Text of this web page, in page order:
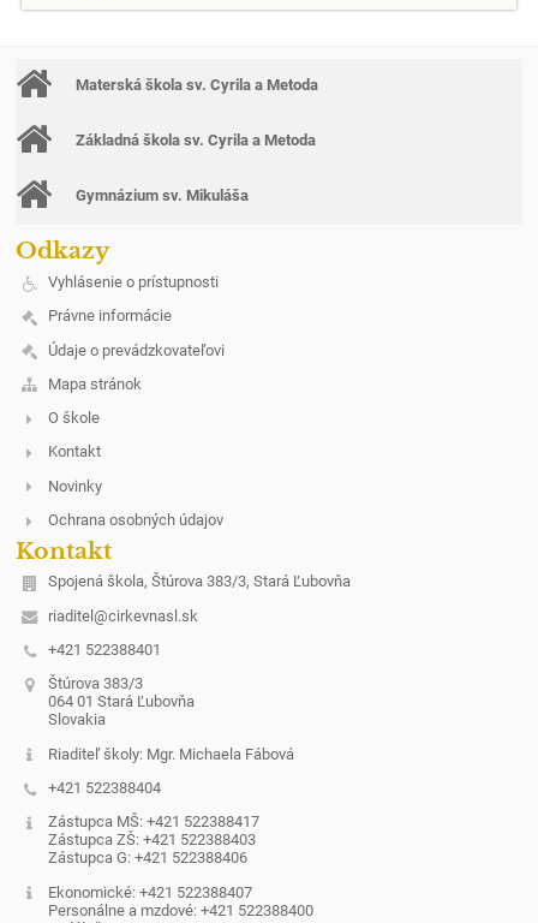
Materská škola sv. Cyrila a Metoda
Základná škola sv. Cyrila a Metoda
Gymnázium sv. Mikuláša
Odkazy
Vyhlásenie o prístupnosti
Právne informácie
Údaje o prevádzkovateľovi
Mapa stránok
O škole
Kontakt
Novinky
Ochrana osobných údajov
Kontakt
Spojená škola, Štúrova 383/3, Stará Ľubovňa
riaditel@cirkevnasl.sk
+421 522388401
Štúrova 383/3
064 01 Stará Ľubovňa
Slovakia
Riaditeľ školy: Mgr. Michaela Fábová
+421 522388404
Zástupca MŠ: +421 522388417
Zástupca ZŠ: +421 522388403
Zástupca G: +421 522388406
Ekonomické: +421 522388407
Personálne a mzdové: +421 522388400